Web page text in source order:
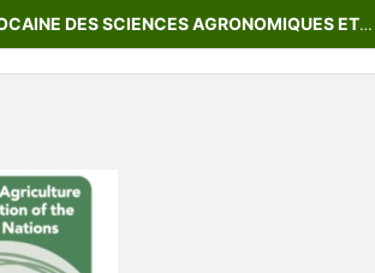
REVUE MAROCAINE DES SCIENCES AGRONOMIQUES ET VÉTÉRINAIRES